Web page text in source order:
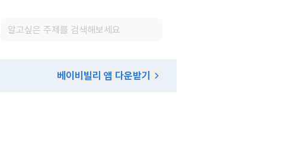
베이비빌리 앱 다운받기